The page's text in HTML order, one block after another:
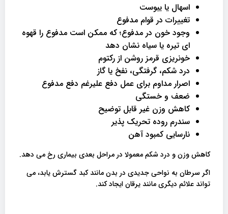
اسهال یا یبوست
تغییرات در قوام مدفوع
وجود خون در مدفوع؛ که ممکن است مدفوع را قهوه
ای تیره یا سیاه نشان دهد
خونریزی قرمز روشن از رکتوم
درد شکم، گرفتگی، نفخ یا گاز
اصرار مداوم برای عمل دفع علیرغم دفع مدفوع
ضعف و خستگی
کاهش وزن غیر قابل توضیح
سندرم روده تحریک پذیر
نارسایی کمبود آهن
کاهش وزن و درد شکم معمولا در مراحل بعدی بیماری رخ می دهد.
اگر سرطان به نواحی جدیدی در بدن مانند کبد گسترش یابد، می
تواند علائم دیگری مانند یرقان ایجاد کند.